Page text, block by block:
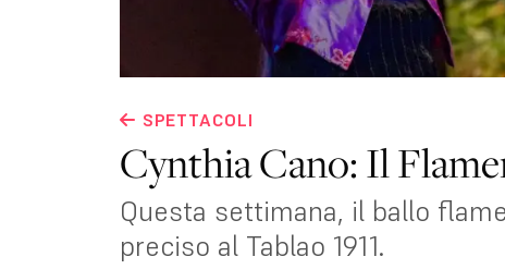
SPETTACOLI
Cynthia Cano: Il
Questa settimana, il ballo
preciso al Tablao 1911.